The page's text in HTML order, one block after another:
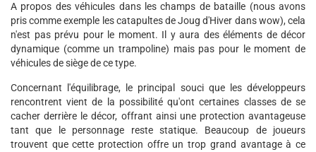
A propos des véhicules dans les champs de bataille (nous avons
pris comme exemple les catapultes de Joug d'Hiver dans wow), cela
n'est pas prévu pour le moment. Il y aura des éléments de décor
dynamique (comme un trampoline) mais pas pour le moment de
véhicules de siège de ce type.
Concernant l'équilibrage, le principal souci que les développeurs
rencontrent vient de la possibilité qu'ont certaines classes de se
cacher derrière le décor, offrant ainsi une protection avantageuse
tant que le personnage reste statique. Beaucoup de joueurs
trouvent que cette protection offre un trop grand avantage à ce